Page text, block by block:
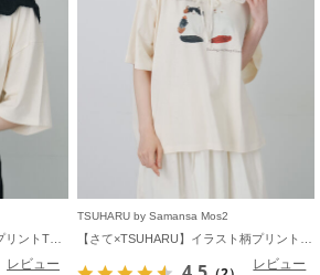
レビュー
TSUHARU by Samansa Mos2
レビュー